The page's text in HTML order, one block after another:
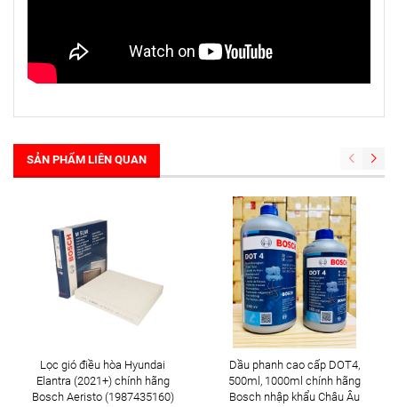
SẢN PHẨM LIÊN QUAN
Lọc gió điều hòa Hyundai
Elantra (2021+) chính hãng
Bosch Aeristo (1987435160)
Dầu phanh cao cấp DOT4,
500ml, 1000ml chính hãng
Bosch nhập khẩu Châu Âu